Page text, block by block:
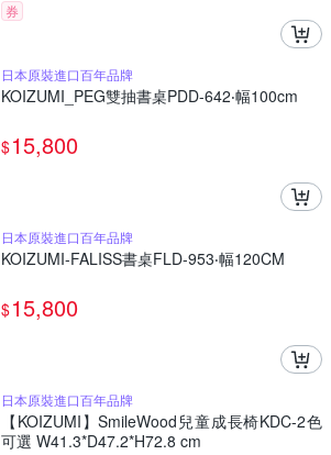
券
日本原裝進口百年品牌
KOIZUMI_PEG雙抽書桌PDD-642‧幅100cm
$15,800
日本原裝進口百年品牌
KOIZUMI-FALISS書桌FLD-953‧幅120CM
$15,800
日本原裝進口百年品牌
【KOIZUMI】SmileWood兒童成長椅KDC-2色
可選 W41.3*D47.2*H72.8 cm